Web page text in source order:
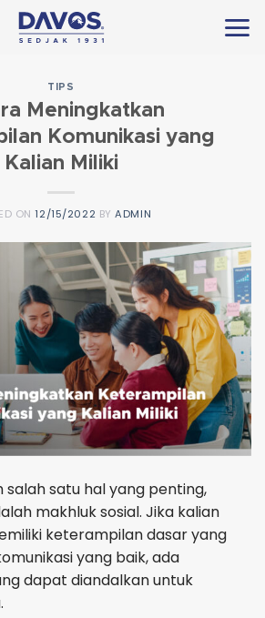
TIPS
Meningkatkan
Komunikasi yang
Kalian Miliki
ON12/15/2022 BYADMIN
salah satu hal yang penting,
makhluk sosial. Jika kalian
keterampilan dasar yang
yang baik, ada
dapat diandalkan untuk